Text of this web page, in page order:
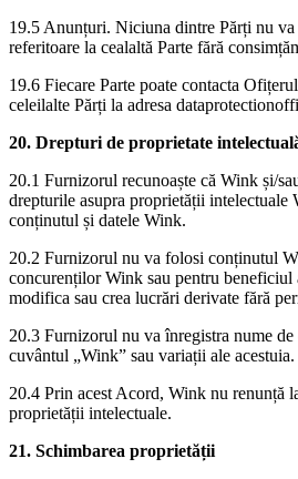
19.5 Anunțuri. Niciuna dintre Părți nu
referitoare la cealaltă Parte fără
19.6 Fiecare Parte poate contacta
celeilalte Părți la adresa
20. Drepturi de proprietate
20.1 Furnizorul recunoaște că Wink și/
drepturile asupra proprietății
conținutul și datele Wink.
20.2 Furnizorul nu va folosi conținutul
concurenților Wink sau pentru beneficiul
modifica sau crea lucrări derivate fără
20.3 Furnizorul nu va înregistra nume
cuvântul „Wink” sau variații ale acestuia.
20.4 Prin acest Acord, Wink nu renunță
proprietății intelectuale.
21. Schimbarea proprietății